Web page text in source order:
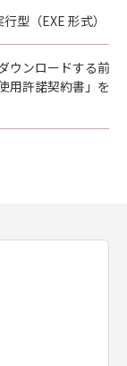
エア」の
三者との
一切責任
するキヤノ
型（EXE 形式）
ウンロードする前
用許諾契約書」を